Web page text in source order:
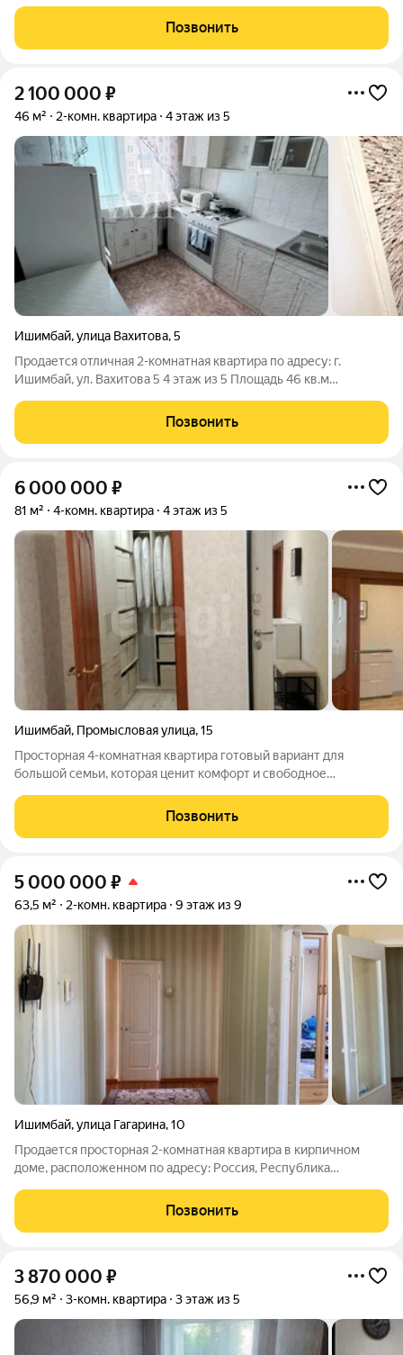
Квартира расположена на 4-м этаже 5-этажного кирпичного
дома 1970 года постройки
Позвонить
2 100 000 ₽
46 м² 2-комн. квартира 4 этаж из 5
Ишимбай,улица Вахитова,5
Продается отличная 2-комнатная квартира по адресу: г.
Ишимбай, ул. Вахитова 5 4 этаж из 5 Площадь 46 кв.м
застеклена Косметический ремонт Один взрослый
собственник Долгов и обременение НЕТ ID объекта в
Позвонить
6 000 000 ₽
81 м² 4-комн. квартира 4 этаж из 5
Ишимбай, Промысловая улица,15
Просторная 4-комнатная квартира готовый вариант для
большой семьи, которая ценит комфорт и свободное
просторная кухня 9,2 м для семейных ужинов и уютная лоджия
3,9 м. Четыре комнаты (8,3 м, 13,6
Позвонить
5 000 000 ₽
63,5 м² 2-комн. квартира 9 этаж из 9
Ишимбай,улица Гагарина,10
Продается просторная 2-комнатная квартира в кирпичном
доме, расположенном по адресу: Россия, Республика
квартиры составляет 63.5 кв. м, жилая площадь 33.8 кв. м,
Позвонить
3 870 000 ₽
56,9 м² 3-комн. квартира 3 этаж из 5